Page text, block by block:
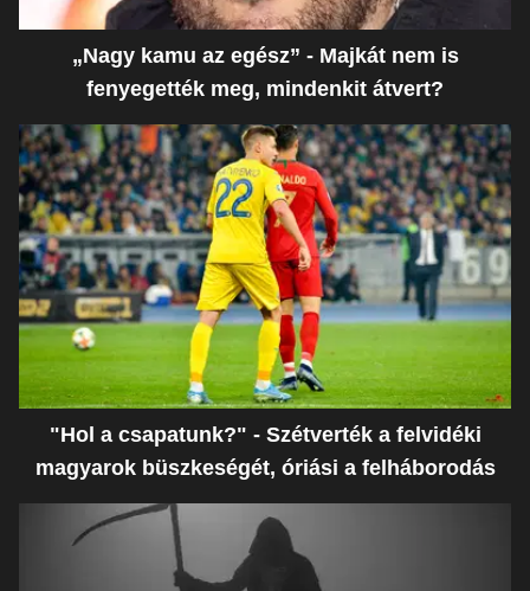
„Nagy kamu az egész” - Majkát nem is
fenyegették meg, mindenkit átvert?
"Hol a csapatunk?" - Szétverték a felvidéki
magyarok büszkeségét, óriási a felháborodás